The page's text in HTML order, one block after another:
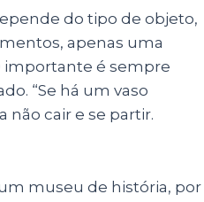
do tipo de objeto,
apenas uma
importante é sempre
“Se há um vaso
não cair e se partir.
museu de história, por